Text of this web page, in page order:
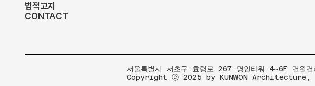
법적고지
CONTACT
서울특별시 서초구 효령로 267 명인타워 4~6F 건
Copyright ⓒ 2025 by KUNWON